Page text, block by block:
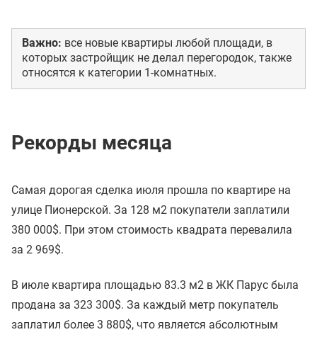
Важно: все новые квартиры любой площади, в
которых застройщик не делал перегородок, также
относятся к категории 1-комнатных.
Рекорды месяца
Самая дорогая сделка июля прошла по квартире на
улице Пионерской. За 128 м2 покупатели заплатили
380 000$. При этом стоимость квадрата перевалила
за 2 969$.
В июле квартира площадью 83.3 м2 в ЖК Парус была
продана за 323 300$. За каждый метр покупатель
заплатил более 3 880$, что является абсолютным